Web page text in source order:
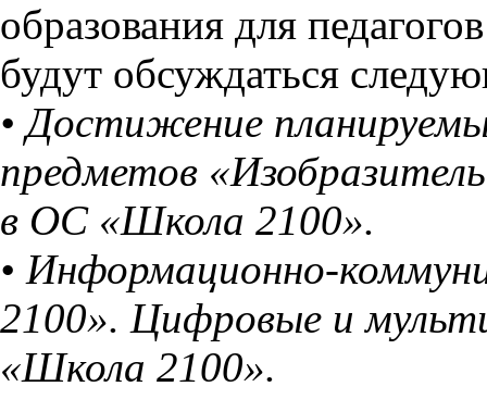
образования для
будут обсуждаться
• Достижение
предметов
в ОС «Школа 2100».
• Информационно-
2100». Цифровые и
«Школа 2100».